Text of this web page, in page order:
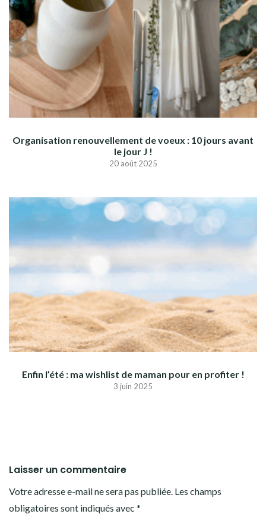
Organisation renouvellement de voeux : 10 jours avant
le jour J !
20 août 2025
Enfin l’été : ma wishlist de maman pour en profiter !
3 juin 2025
Laisser un commentaire
Votre adresse e-mail ne sera pas publiée. Les champs
obligatoires sont indiqués avec *